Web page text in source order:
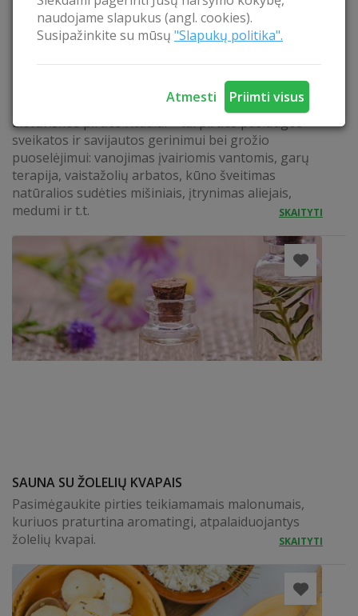
naudojame slapukus (angl. cookies).
Susipažinkite su mūsų "Slapukų politika".
Atmesti Priimti visus
LIETUVIŠKOS PIRTIES RITUALAS
Lietuviškos pirties ritualai – tai pirties paslaugos
sveikatos ir savijautos gerinimui bei grožio
puoselėjimui: vanojimas įvairiomis vantomis, garų
terapija, vaistažolių arbatos, kūno šveitimas
natūralios sudėties mišiniais, įtrynimas aliejais,
medumi ir t.t.
SKAITYTI
SAUNA SU ŽOLELIŲ KVAPAIS
Pasimėgaukite pirties teikiamamais malonumais,
kuriuos praturtina aromatingi, atpalaiduojantys
žolelių kvapai.
SKAITYTI